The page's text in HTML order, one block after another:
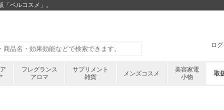
ベルコスメ」。
ロ
フレグランス
アロマ
サプリメント
雑貨
メンズコスメ
美容家電
小物
取